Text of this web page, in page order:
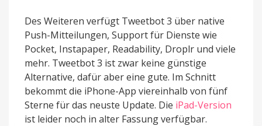
Des Weiteren verfügt Tweetbot 3 über native
Push-Mitteilungen, Support für Dienste wie
Pocket, Instapaper, Readability, Droplr und viele
mehr. Tweetbot 3 ist zwar keine günstige
Alternative, dafür aber eine gute. Im Schnitt
bekommt die iPhone-App viereinhalb von fünf
Sterne für das neuste Update. Die iPad-Version
ist leider noch in alter Fassung verfügbar.